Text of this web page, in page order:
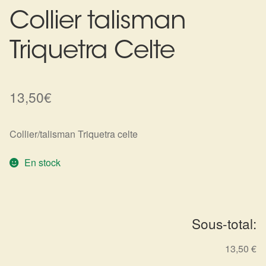
Harmonisation de l’être
Harmonisation des lieux
Collier talisman
Triquetra Celte
13,50€
Collier/talisman Triquetra celte
En stock
Sous-total:
13,50 €